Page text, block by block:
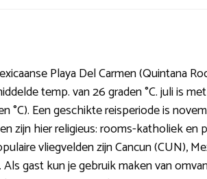
Playa Del Carmen (Quintana
temp. van 26 graden °C. juli is
°C). Een geschikte reisperiode is
zijn hier religieus: rooms-katholiek en
vliegvelden zijn Cancun (CUN),
gast kun je gebruik maken van